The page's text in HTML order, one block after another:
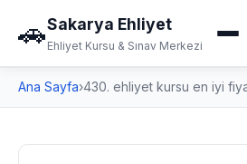
🚗Sakarya Ehliyet
Ehliyet Kursu & Sınav Merkezi
Ana Sayfa›430. ehliyet kursu en iyi